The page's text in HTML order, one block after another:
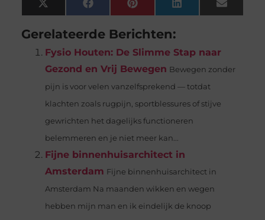
X
(Twitter)
FacebookPinterestLinkedInEmail
Gerelateerde Berichten:
Fysio Houten: De Slimme Stap naar
Gezond en Vrij Bewegen Bewegen zonder
pijn is voor velen vanzelfsprekend — totdat
klachten zoals rugpijn, sportblessures of stijve
gewrichten het dagelijks functioneren
belemmeren en je niet meer kan...
Fijne binnenhuisarchitect in
Amsterdam Fijne binnenhuisarchitect in
Amsterdam Na maanden wikken en wegen
hebben mijn man en ik eindelijk de knoop